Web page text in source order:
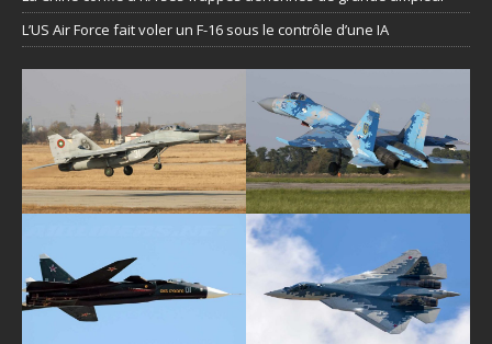
L’US Air Force fait voler un F-16 sous le contrôle d’une IA